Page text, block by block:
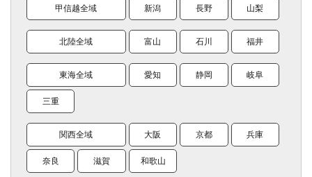
甲信越全域 新潟 長野 山梨
北陸全域 富山 石川 福井
東海全域 愛知 静岡 岐阜
三重
関西全域 大阪 京都 兵庫
奈良 滋賀 和歌山